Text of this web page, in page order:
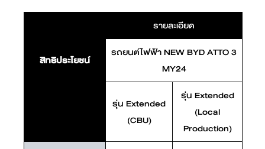
รายละเอียด
สิทธิประโยชน์
รถยนต์ไฟฟ้า NEW BYD ATTO 3
MY24
รุ่น Extended
(CBU)
รุ่น Extended
(Local
Production)